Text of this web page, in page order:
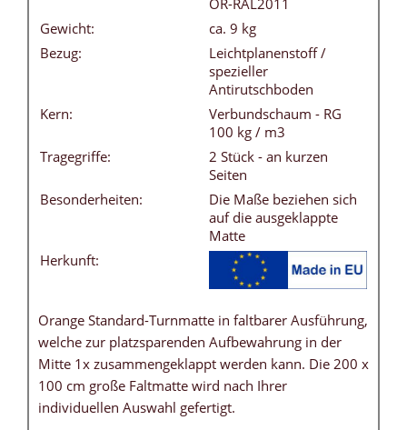
OR-RAL2011
Gewicht:
ca. 9 kg
Bezug:
Leichtplanenstoff /
spezieller
Antirutschboden
Kern:
Verbundschaum - RG
100 kg / m3
Tragegriffe:
2 Stück - an kurzen
Seiten
Besonderheiten:
Die Maße beziehen sich
auf die ausgeklappte
Matte
Herkunft:
Orange Standard-Turnmatte in faltbarer Ausführung,
welche zur platzsparenden Aufbewahrung in der
Mitte 1x zusammengeklappt werden kann. Die 200 x
100 cm große Faltmatte wird nach Ihrer
individuellen Auswahl gefertigt.